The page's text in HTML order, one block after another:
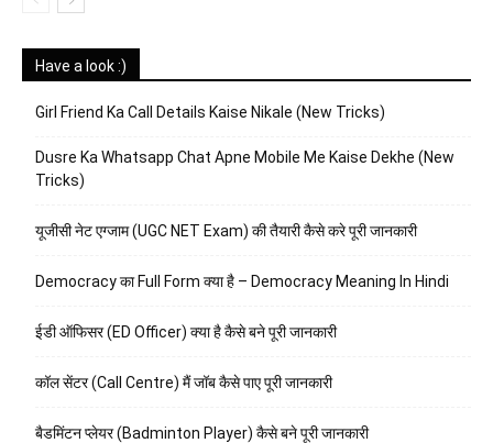
Have a look :)
Girl Friend Ka Call Details Kaise Nikale (New Tricks)
Dusre Ka Whatsapp Chat Apne Mobile Me Kaise Dekhe (New
Tricks)
यूजीसी नेट एग्जाम (UGC NET Exam) की तैयारी कैसे करे पूरी जानकारी
Democracy का Full Form क्या है – Democracy Meaning In Hindi
ईडी ऑफिसर (ED Officer) क्या है कैसे बने पूरी जानकारी
कॉल सेंटर (Call Centre) मैं जॉब कैसे पाए पूरी जानकारी
बैडमिंटन प्लेयर (Badminton Player) कैसे बने पूरी जानकारी